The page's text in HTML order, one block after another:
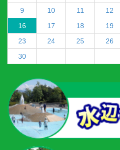
9 10 11 12
16
17 18 19
23
24 25 26
30